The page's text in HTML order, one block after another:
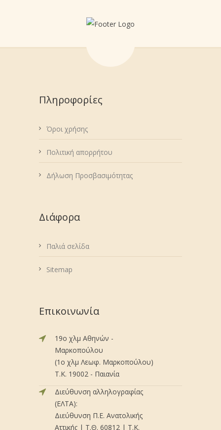
Πληροφορίες
Όροι χρήσης
Πολιτική απορρήτου
Δήλωση Προσβασιμότητας
Διάφορα
Παλιά σελίδα
Sitemap
Επικοινωνία
19ο χλμ Αθηνών -
Μαρκοπούλου
(1ο χλμ Λεωφ. Μαρκοπούλου)
Τ.Κ. 19002 - Παιανία
Διεύθυνση αλληλογραφίας
(ΕΛΤΑ):
Διεύθυνση Π.Ε. Ανατολικής
Αττικής | Τ.Θ. 60812 | Τ.Κ.